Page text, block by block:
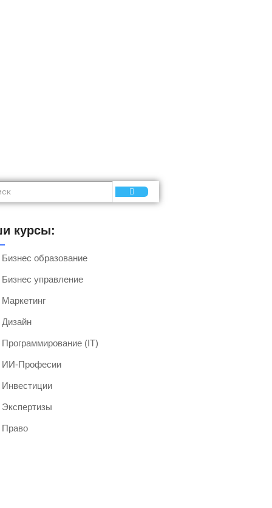
курсы:
Бизнес образование
Бизнес управление
Маркетинг
Дизайн
Программирование (IT)
ИИ-Професии
Инвестиции
Экспертизы
Право